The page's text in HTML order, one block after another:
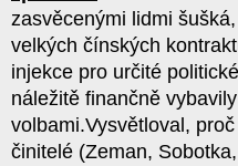
zasvěcenými lidmi
velkých čínských
injekce pro určité
náležitě finančně
volbami.Vysvětloval,
činitelé (Zeman,